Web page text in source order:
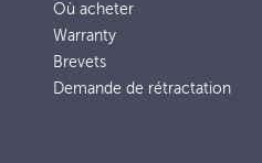
Où acheter
Warranty
Brevets
Demande de rétractation